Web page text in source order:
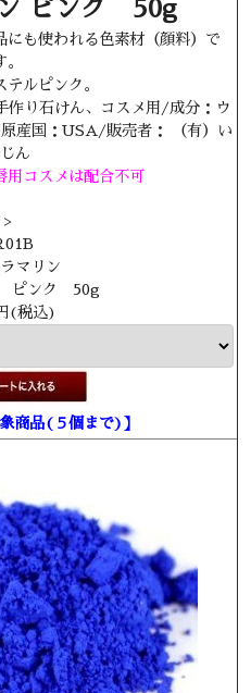
ピンク 50g
にも使われる色素材（顔料）で
。
テルピンク。
り石けん、コスメ用/成分：ウ
産国：USA/販売者： （有）い
ん
用コスメは配合不可
>
マリン
ピンク 50g
(税込)
商品(５個まで)】